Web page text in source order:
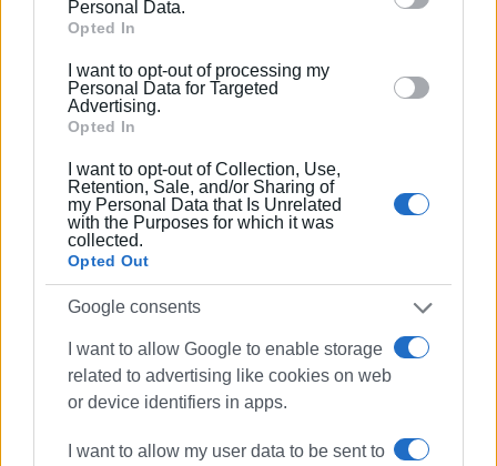
Google and its third-party tags to use your data for
section.
Personal Data.
Opted In
I want to opt-out of processing my
Personal Data for Targeted
Advertising.
Opted In
I want to opt-out of Collection, Use,
Retention, Sale, and/or Sharing of
my Personal Data that Is Unrelated
with the Purposes for which it was
collected.
Opted Out
Google consents
I want to allow Google to enable storage
related to advertising like cookies on web
or device identifiers in apps.
I want to allow my user data to be sent to
Θεωρούμε αυτονόητο ότι η λύση θα πρέπει να είναι
μόνιμη και όχι προσωρινή.
Αναμένουμε τις άμεσες ενέργειές σας και την υπεύθυνη
αντιμετώπιση ενός ζητήματος που αφορά τη δημόσια
ασφάλεια».
Εμφανίσεις: 189
Εργάζεται στις Εκδόσεις Ενημέρωση από το